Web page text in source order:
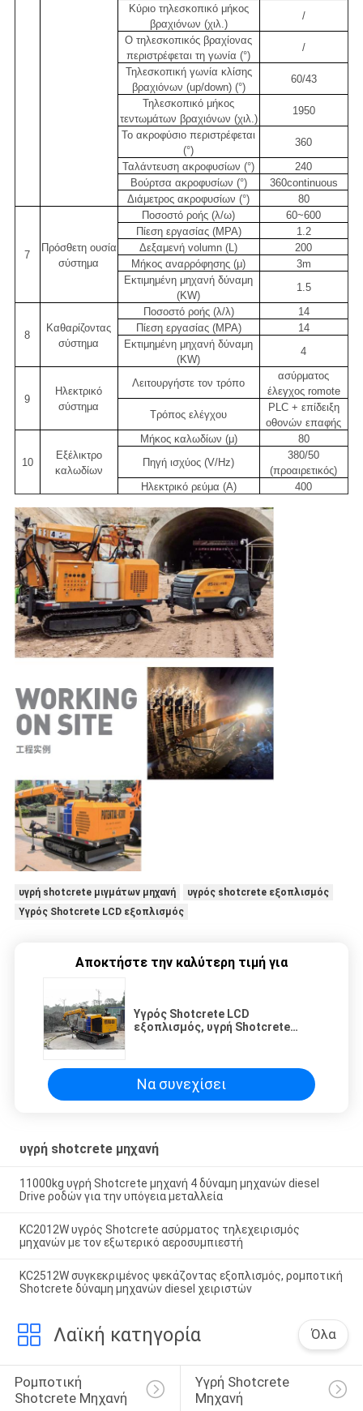
Κύριο τηλεσκοπικό μήκος
βραχιόνων (χιλ.)
/
Ο τηλεσκοπικός βραχίονας
περιστρέφεται τη γωνία (°)
/
Τηλεσκοπική γωνία κλίσης
βραχιόνων (up/down) (°)
60/43
Τηλεσκοπικό μήκος
τεντωμάτων βραχιόνων (χιλ.)
1950
Το ακροφύσιο περιστρέφεται
(°)
360
Ταλάντευση ακροφυσίων (°)
240
Βούρτσα ακροφυσίων (°)
360continuous
Διάμετρος ακροφυσίων (°)
80
7
Πρόσθετη ουσία
σύστημα
Ποσοστό ροής (λ/ω)
60~600
Πίεση εργασίας (MPA)
1.2
Δεξαμενή volumn (L)
200
Μήκος αναρρόφησης (μ)
3m
Εκτιμημένη μηχανή δύναμη
(KW)
1.5
8
Καθαρίζοντας
σύστημα
Ποσοστό ροής (λ/λ)
14
Πίεση εργασίας (MPA)
14
Εκτιμημένη μηχανή δύναμη
(KW)
4
9
Ηλεκτρικό
σύστημα
Λειτουργήστε τον τρόπο
ασύρματος
έλεγχος romote
Τρόπος ελέγχου
PLC + επίδειξη
οθονών επαφής
10
Εξέλικτρο
καλωδίων
Μήκος καλωδίων (μ)
80
Πηγή ισχύος (V/Hz)
380/50
(προαιρετικός)
Ηλεκτρικό ρεύμα (Α)
400
υγρή shotcrete μιγμάτων μηχανή
υγρός shotcrete εξοπλισμός
Υγρός Shotcrete LCD εξοπλισμός
Αποκτήστε την καλύτερη τιμή για
Υγρός Shotcrete LCD
εξοπλισμός, υγρή Shotcrete
Να συνεχίσει
υγρή shotcrete μηχανή
11000kg υγρή Shotcrete μηχανή 4 δύναμη μηχανών diesel
Drive ροδών για την υπόγεια μεταλλεία
KC2012W υγρός Shotcrete ασύρματος τηλεχειρισμός
μηχανών με τον εξωτερικό αεροσυμπιεστή
KC2512W συγκεκριμένος ψεκάζοντας εξοπλισμός, ρομποτική
Shotcrete δύναμη μηχανών diesel χειριστών
Λαϊκή κατηγορία Όλα
Ρομποτική
Shotcrete Μηχανή
Υγρή Shotcrete
Μηχανή